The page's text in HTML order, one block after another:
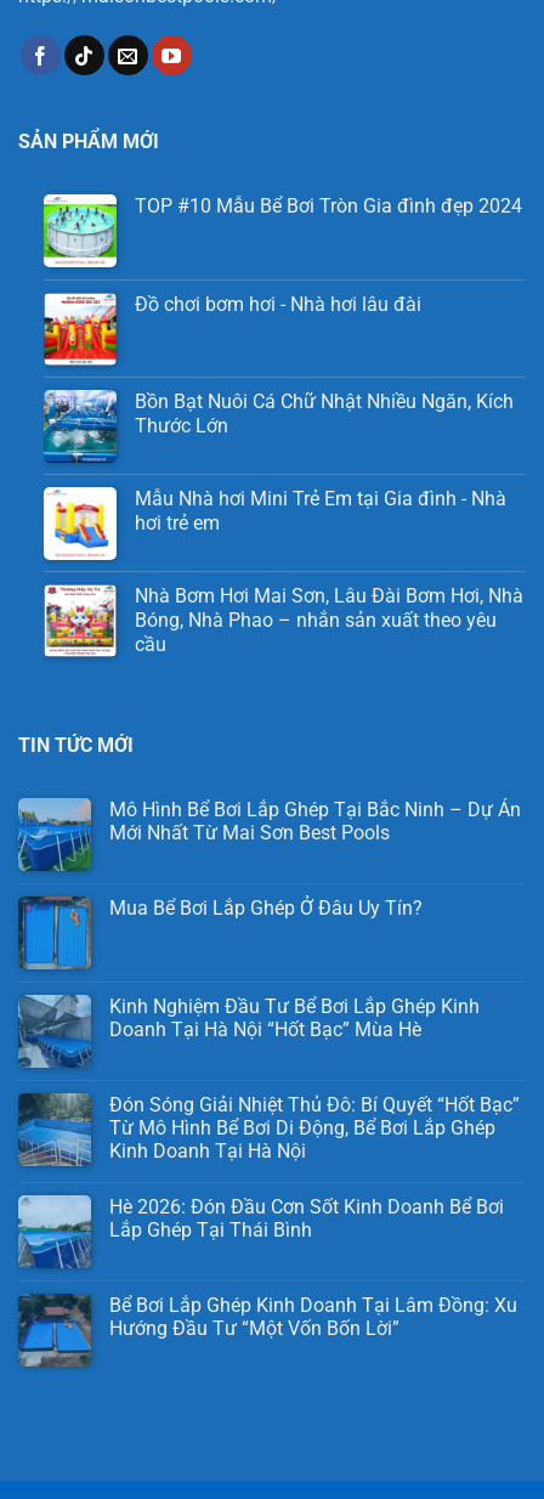
SẢN PHẨM MỚI
TOP #10 Mẫu Bể Bơi Tròn Gia đình đẹp 2024
Đồ chơi bơm hơi - Nhà hơi lâu đài
Bồn Bạt Nuôi Cá Chữ Nhật Nhiều Ngăn, Kích
Thước Lớn
Mẫu Nhà hơi Mini Trẻ Em tại Gia đình - Nhà
hơi trẻ em
Nhà Bơm Hơi Mai Sơn, Lâu Đài Bơm Hơi, Nhà
Bóng, Nhà Phao – nhắn sản xuất theo yêu
cầu
TIN TỨC MỚI
Mô Hình Bể Bơi Lắp Ghép Tại Bắc Ninh – Dự Án
Mới Nhất Từ Mai Sơn Best Pools
Mua Bể Bơi Lắp Ghép Ở Đâu Uy Tín?
Kinh Nghiệm Đầu Tư Bể Bơi Lắp Ghép Kinh
Doanh Tại Hà Nội “Hốt Bạc” Mùa Hè
Đón Sóng Giải Nhiệt Thủ Đô: Bí Quyết “Hốt Bạc”
Từ Mô Hình Bể Bơi Di Động, Bể Bơi Lắp Ghép
Kinh Doanh Tại Hà Nội
Hè 2026: Đón Đầu Cơn Sốt Kinh Doanh Bể Bơi
Lắp Ghép Tại Thái Bình
Bể Bơi Lắp Ghép Kinh Doanh Tại Lâm Đồng: Xu
Hướng Đầu Tư “Một Vốn Bốn Lời”